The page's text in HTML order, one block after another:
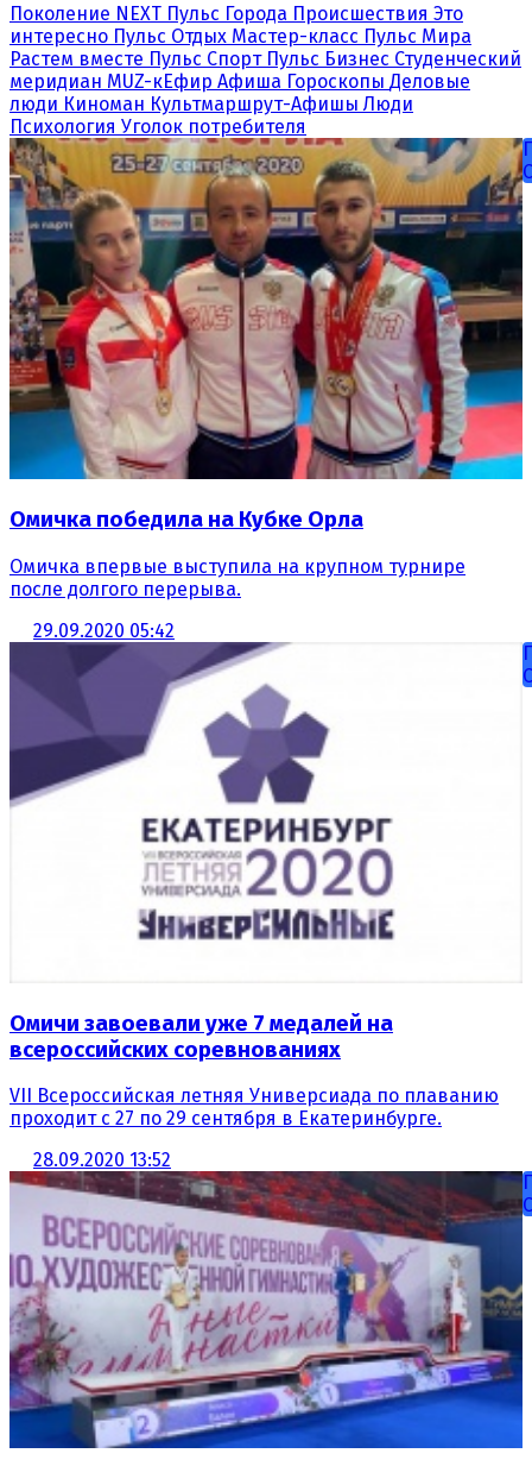
Поколение NEXT Пульс Города Происшествия Это
интересно Пульс Отдых Мастер-класс Пульс Мира
Растем вместе Пульс Спорт Пульс Бизнес Студенческий
меридиан MUZ-кЕфир Афиша Гороскопы Деловые
люди Киноман Культмаршрут-Афишы Люди
Психология Уголок потребителя
Омичка победила на Кубке Орла
Омичка впервые выступила на крупном турнире
после долгого перерыва.
29.09.2020 05:42
Омичи завоевали уже 7 медалей на
всероссийских соревнованиях
VII Всероссийская летняя Универсиада по плаванию
проходит с 27 по 29 сентября в Екатеринбурге.
28.09.2020 13:52